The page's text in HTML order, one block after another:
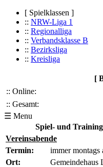
[ Spielklassen ]
:: NRW-Liga 1
:: Regionalliga
:: Verbandsklasse B
:: Bezirksliga
:: Kreisliga
[
:: Online:
:: Gesamt:
☰ Menu
Spiel- und
Vereinsabende
Termin:
immer
Ort:
Gemeindehaus